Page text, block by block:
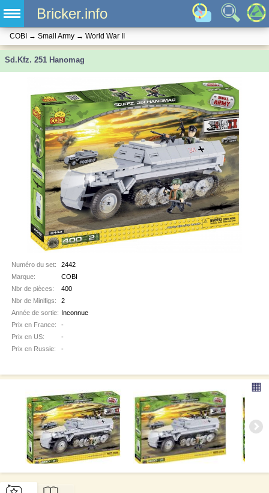
Bricker.info
COBI → Small Army → World War II
Sd.Kfz. 251 Hanomag
Numéro du set:
2442
Marque:
COBI
Nbr de pièces:
400
Nbr de Minifigs:
2
Année de sortie:
Inconnue
Prix en France:
-
Prix en US:
-
Prix en Russie:
-
▦